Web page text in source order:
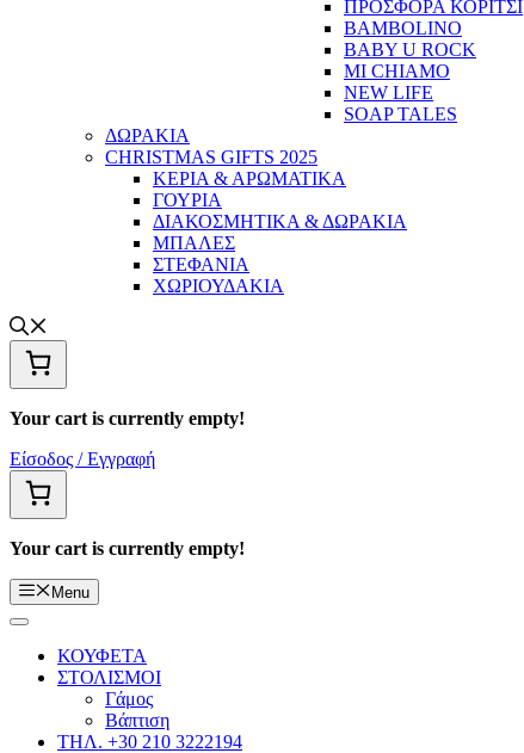
ΠΡΟΣΦΟΡΑ ΚΟΡΙΤΣΙ
BAMBOLINO
BABY U ROCK
MI CHIAMO
NEW LIFE
SOAP TALES
ΔΩΡΑΚΙΑ
CHRISTMAS GIFTS 2025
ΚΕΡΙΑ & ΑΡΩΜΑΤΙΚΑ
ΓΟΥΡΙΑ
ΔΙΑΚΟΣΜΗΤΙΚΑ & ΔΩΡΑΚΙΑ
ΜΠΑΛΕΣ
ΣΤΕΦΑΝΙΑ
ΧΩΡΙΟΥΔΑΚΙΑ
Your cart is currently empty!
Είσοδος / Εγγραφή
Your cart is currently empty!
Menu
ΚΟΥΦΕΤΑ
ΣΤΟΛΙΣΜΟΙ
Γάμος
Βάπτιση
ΤΗΛ. +30 210 3222194